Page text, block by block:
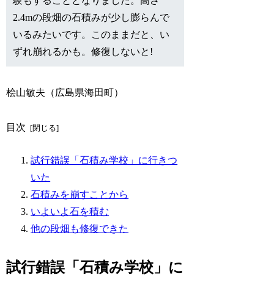
2.4mの段畑の石積みが少し膨らんで
いるみたいです。このままだと、い
ずれ崩れるかも。修復しないと!
桧山敏夫（広島県海田町）
目次
試行錯誤「石積み学校」に行きつ
いた
石積みを崩すことから
いよいよ石を積む
他の段畑も修復できた
試行錯誤「石積み学校」に